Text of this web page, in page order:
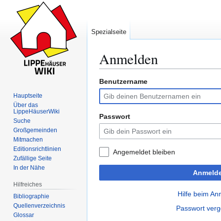
Anmelden
Zur
Navigation
springen
Zur
Suche
springen
Benutzername
Passwort
Angemeldet bleiben
Hilfe beim
Passwort
Spezialseite
Hauptseite
Über das
LippeHäuserWiki
Suche
Großgemeinden
Mitmachen
Editionsrichtlinien
Zufällige Seite
In der Nähe
Hilfreiches
Bibliographie
Quellenverzeichnis
Glossar